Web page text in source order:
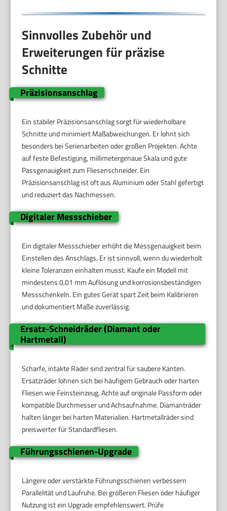
Sinnvolles Zubehör und
Erweiterungen für präzise
Schnitte
Präzisionsanschlag
Ein stabiler Präzisionsanschlag sorgt für wiederholbare
Schnitte und minimiert Maßabweichungen. Er lohnt sich
besonders bei Serienarbeiten oder großen Projekten. Achte
auf feste Befestigung, millimetergenaue Skala und gute
Passgenauigkeit zum Fliesenschneider. Ein
Präzisionsanschlag ist oft aus Aluminium oder Stahl gefertigt
und reduziert das Nachmessen.
Digitaler Messschieber
Ein digitaler Messschieber erhöht die Messgenauigkeit beim
Einstellen des Anschlags. Er ist sinnvoll, wenn du wiederholt
kleine Toleranzen einhalten musst. Kaufe ein Modell mit
mindestens 0,01 mm Auflösung und korrosionsbeständigen
Messschenkeln. Ein gutes Gerät spart Zeit beim Kalibrieren
und dokumentiert Maße zuverlässig.
Ersatz-Schneidräder (Diamant oder
Hartmetall)
Scharfe, intakte Räder sind zentral für saubere Kanten.
Ersatzräder lohnen sich bei häufigem Gebrauch oder harten
Fliesen wie Feinsteinzeug. Achte auf originale Passform oder
kompatible Durchmesser und Achsaufnahme. Diamanträder
halten länger bei harten Materialien. Hartmetallräder sind
preiswerter für Standardfliesen.
Führungsschienen-Upgrade
Längere oder verstärkte Führungsschienen verbessern
Parallelität und Laufruhe. Bei größeren Fliesen oder häufiger
Nutzung ist ein Upgrade empfehlenswert. Prüfe